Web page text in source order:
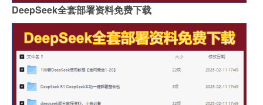
DeepSeek全套部署资料免费下载